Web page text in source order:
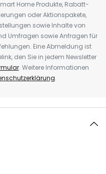
Home Produkte, Rabatt-
oder Aktionspakete,
sowie Inhalte von
Umfragen sowie Anfragen für
Eine Abmeldung ist
den Sie in jedem Newsletter
. Weitere Informationen
.